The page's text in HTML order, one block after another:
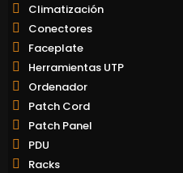
Climatización
Conectores
Faceplate
Herramientas UTP
Ordenador
Patch Cord
Patch Panel
PDU
Racks